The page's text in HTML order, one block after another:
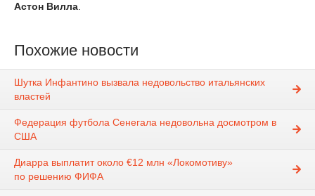
Астон Вилла
Похожие новости
Шутка Инфантино вызвала недовольство итальянских
властей
Федерация футбола Сенегала недовольна досмотром в
США
Диарра выплатит около €12 млн «Локомотиву»
по решению ФИФА